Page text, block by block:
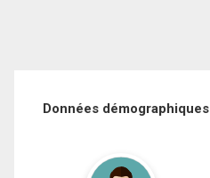
Données démographiques